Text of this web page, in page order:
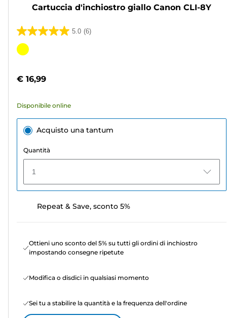
Cartuccia d'inchiostro giallo Canon CLI-8Y
5.0 (6)
5.0
su
6
Cartuccia
colori
€ 16,99
Disponibile online
Acquisto una tantum
Quantità
1
Repeat & Save, sconto 5%
Ottieni uno sconto del 5% su tutti gli ordini di inchiostro
impostando consegne ripetute
Modifica o disdici in qualsiasi momento
Sei tu a stabilire la quantità e la frequenza dell'ordine